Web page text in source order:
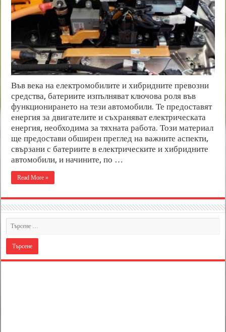
Във века на електромобилите и хибридните превозни
средства, батериите изпълняват ключова роля във
функционирането на тези автомобили. Те предоставят
енергия за двигателите и съхраняват електрическата
енергия, необходима за тяхната работа. Този материал
ще предостави обширен преглед на важните аспекти,
свързани с батериите в електрическите и хибридните
автомобили, и начините, по …
Read More »